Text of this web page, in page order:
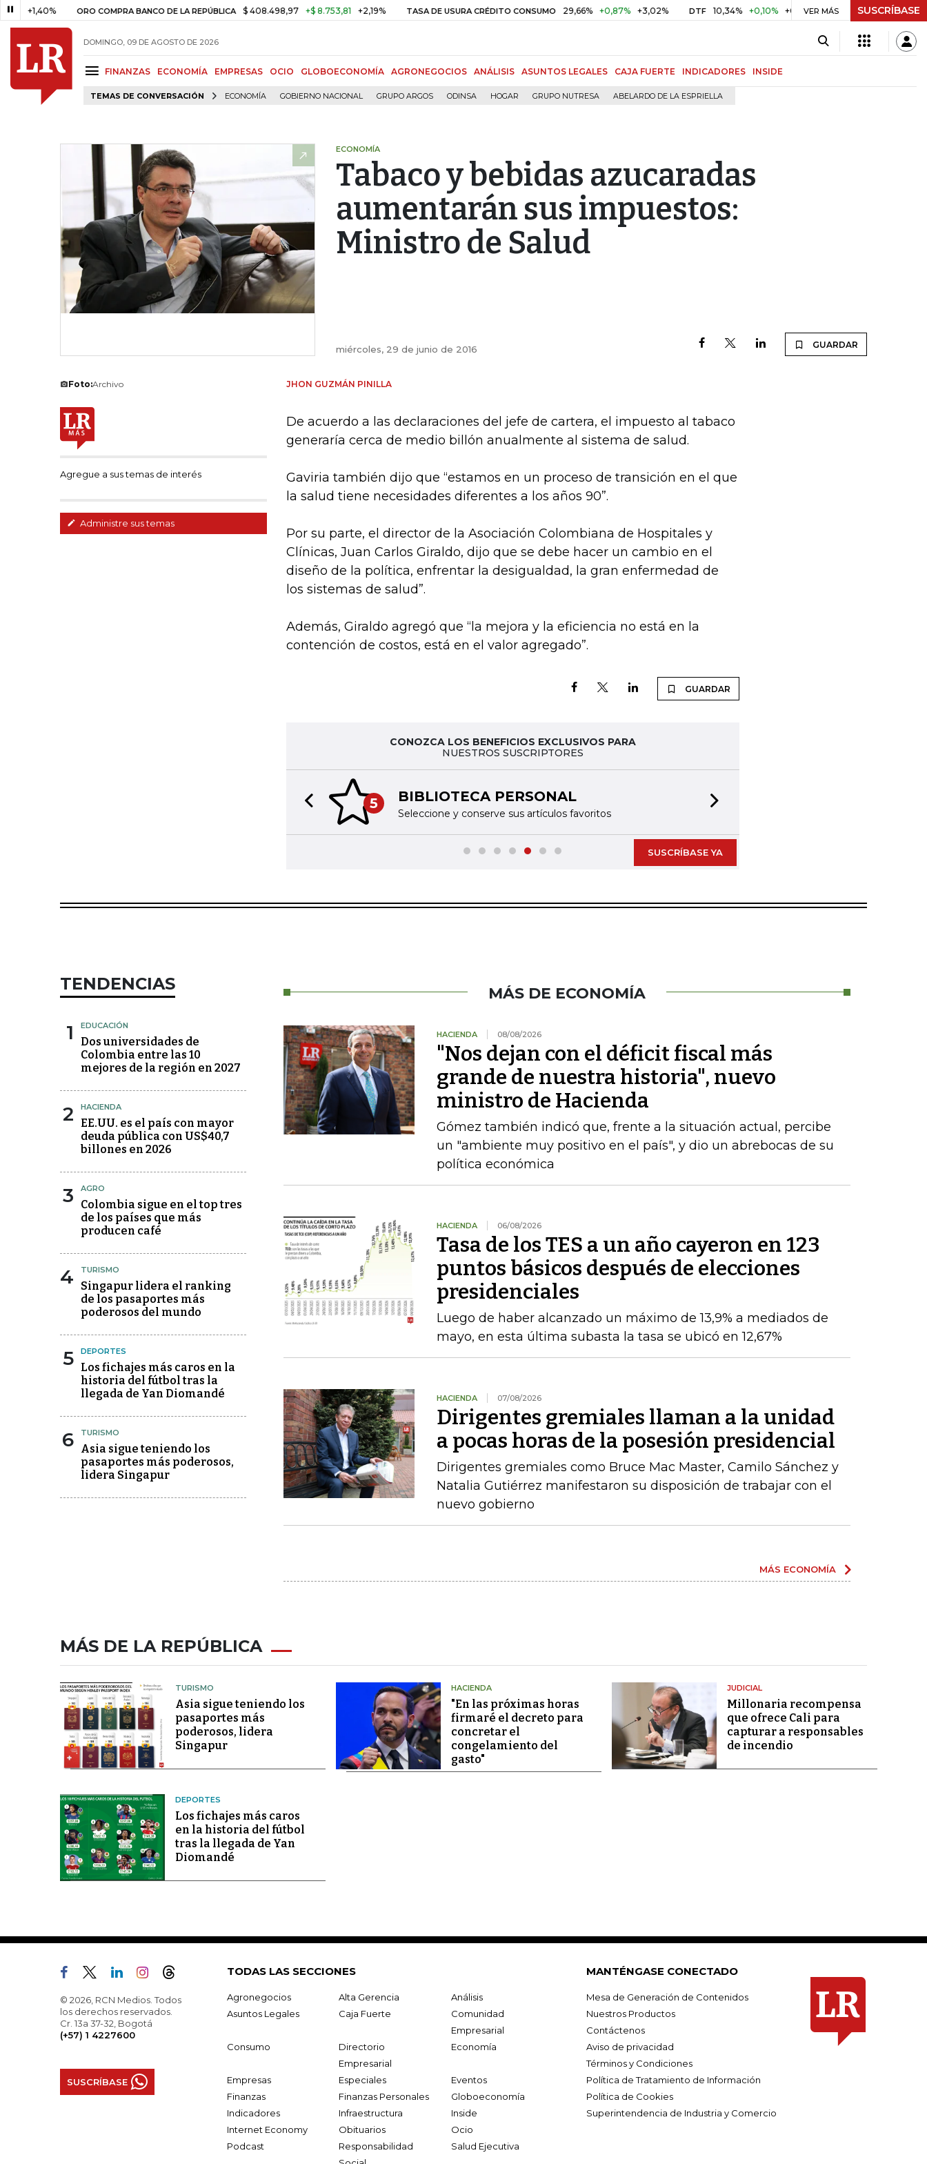
+1,40% ORO COMPRA BANCO DE LA REPÚBLICA $ 408.498,97 +$ 8.753,81 +2,19% TASA DE USURA CRÉDITO CONSUMO 29,66% +0,87% +3,02% DTF 10,34% +0,10% +0,98% UVR $ 417,01 +$ 0,05
VER MÁS SUSCRÍBASE
DOMINGO, 09 DE AGOSTO DE 2026
FINANZAS ECONOMÍA EMPRESAS OCIO GLOBOECONOMÍA AGRONEGOCIOS ANÁLISIS ASUNTOS LEGALES CAJA FUERTE INDICADORES INSIDE
TEMAS DE CONVERSACIÓN ECONOMÍA GOBIERNO NACIONAL GRUPO ARGOS ODINSA HOGAR GRUPO NUTRESA ABELARDO DE LA ESPRIELLA
ECONOMÍA
Tabaco y bebidas azucaradas
aumentarán sus impuestos:
Ministro de Salud
miércoles, 29 de junio de 2016 GUARDAR
Foto:Archivo
Agregue a sus temas de interés
Administre sus temas
JHON GUZMÁN PINILLA
De acuerdo a las declaraciones del jefe de cartera, el impuesto al tabaco
generaría cerca de medio billón anualmente al sistema de salud.
Gaviria también dijo que “estamos en un proceso de transición en el que
la salud tiene necesidades diferentes a los años 90”.
Por su parte, el director de la Asociación Colombiana de Hospitales y
Clínicas, Juan Carlos Giraldo, dijo que se debe hacer un cambio en el
diseño de la política, enfrentar la desigualdad, la gran enfermedad de
los sistemas de salud”.
Además, Giraldo agregó que “la mejora y la eficiencia no está en la
contención de costos, está en el valor agregado”.
GUARDAR
CONOZCA LOS BENEFICIOS EXCLUSIVOS PARA
NUESTROS SUSCRIPTORES
5 BIBLIOTECA PERSONAL
Seleccione y conserve sus artículos favoritos
Previous slide
SUSCRÍBASE YA
TENDENCIAS
1 EDUCACIÓN
Dos universidades de
Colombia entre las 10
mejores de la región en 2027
2 HACIENDA
EE.UU. es el país con mayor
deuda pública con US$40,7
billones en 2026
3 AGRO
Colombia sigue en el top tres
de los países que más
producen café
4 TURISMO
Singapur lidera el ranking
de los pasaportes más
poderosos del mundo
5 DEPORTES
Los fichajes más caros en la
historia del fútbol tras la
llegada de Yan Diomandé
6 TURISMO
Asia sigue teniendo los
pasaportes más poderosos,
lidera Singapur
MÁS DE ECONOMÍA
HACIENDA 08/08/2026
"Nos dejan con el déficit fiscal más
grande de nuestra historia", nuevo
ministro de Hacienda
Gómez también indicó que, frente a la situación actual, percibe
un "ambiente muy positivo en el país", y dio un abrebocas de su
política económica
HACIENDA 06/08/2026
Tasa de los TES a un año cayeron en 123
puntos básicos después de elecciones
presidenciales
Luego de haber alcanzado un máximo de 13,9% a mediados de
mayo, en esta última subasta la tasa se ubicó en 12,67%
HACIENDA 07/08/2026
Dirigentes gremiales llaman a la unidad
a pocas horas de la posesión presidencial
Dirigentes gremiales como Bruce Mac Master, Camilo Sánchez y
Natalia Gutiérrez manifestaron su disposición de trabajar con el
nuevo gobierno
MÁS ECONOMÍA
MÁS DE LA REPÚBLICA
TURISMO
Asia sigue teniendo los
pasaportes más
poderosos, lidera
Singapur
HACIENDA
"En las próximas horas
firmaré el decreto para
concretar el
congelamiento del
gasto"
JUDICIAL
Millonaria recompensa
que ofrece Cali para
capturar a responsables
de incendio
DEPORTES
Los fichajes más caros
en la historia del fútbol
tras la llegada de Yan
Diomandé
© 2026, RCN Medios. Todos
los derechos reservados.
Cr. 13a 37-32, Bogotá
(+57) 1 4227600
SUSCRÍBASE
TODAS LAS SECCIONES
Agronegocios Alta Gerencia
Análisis
Asuntos Legales
Caja Fuerte
Comunidad
Empresarial
Consumo
Directorio
Empresarial
Economía
Empresas Especiales
Eventos
Finanzas
Finanzas Personales
Globoeconomía
Indicadores
Infraestructura
Inside
Internet Economy
Obituarios
Ocio
Podcast
Responsabilidad
Salud Ejecutiva
MANTÉNGASE CONECTADO
Mesa de Generación de Contenidos
Nuestros Productos
Contáctenos
Aviso de privacidad
Términos y Condiciones
Política de Tratamiento de Información
Política de Cookies
Superintendencia de Industria y Comercio